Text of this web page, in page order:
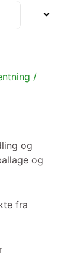
/
og
og
fra